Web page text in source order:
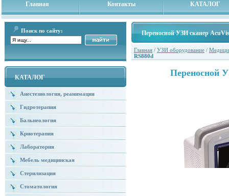
Главная Контакты КАТАЛОГ
Поиск по сайту:
КАТАЛОГ
Анестезиология, реанимация
Гидротерапия
Бальнеология
Криотерапия
Лаборатория
Мебель медицинская
Стерилизация
Стоматология
Переносной УЗИ сканер
Главная / УЗИ оборудование /
RS880d
Переносной